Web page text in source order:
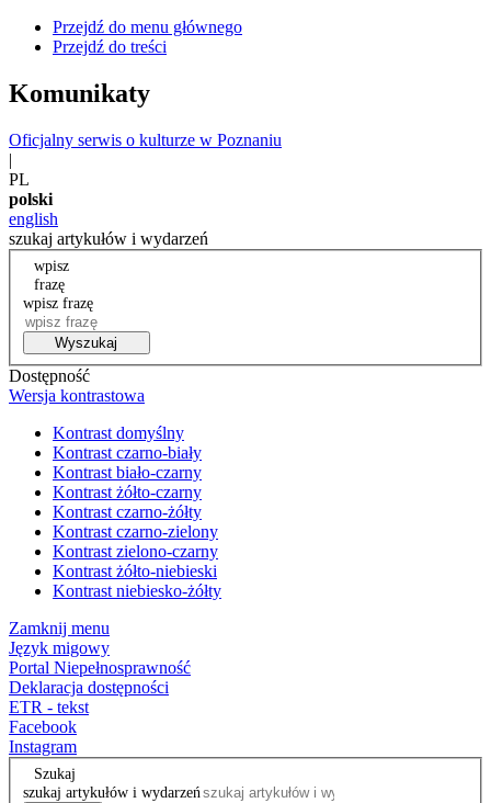
Przejdź do menu głównego
Przejdź do treści
Komunikaty
Oficjalny serwis o kulturze w Poznaniu
|
PL
polski
english
szukaj artykułów i wydarzeń
wpisz
frazę
wpisz frazę
Wyszukaj
Dostępność
Wersja kontrastowa
Kontrast domyślny
Kontrast czarno-biały
Kontrast biało-czarny
Kontrast żółto-czarny
Kontrast czarno-żółty
Kontrast czarno-zielony
Kontrast zielono-czarny
Kontrast żółto-niebieski
Kontrast niebiesko-żółty
Zamknij menu
Język migowy
Portal Niepełnosprawność
Deklaracja dostępności
ETR - tekst
Facebook
Instagram
Szukaj
szukaj artykułów i wydarzeń